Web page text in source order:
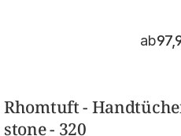
ab
Rhomtuft -
stone - 320